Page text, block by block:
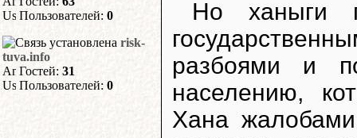
Пользователей: 0
risk-
tuva.info
Гостей: 31
Пользователей: 0
Но ханыги
разбоями и
населению,
Хана